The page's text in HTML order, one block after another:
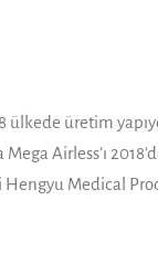
üretim
Airless’ı
Medical